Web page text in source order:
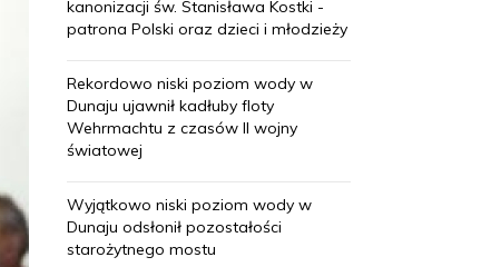
kanonizacji św. Stanisława Kostki -
patrona Polski oraz dzieci i młodzieży
Rekordowo niski poziom wody w
Dunaju ujawnił kadłuby floty
Wehrmachtu z czasów II wojny
światowej
Wyjątkowo niski poziom wody w
Dunaju odsłonił pozostałości
starożytnego mostu